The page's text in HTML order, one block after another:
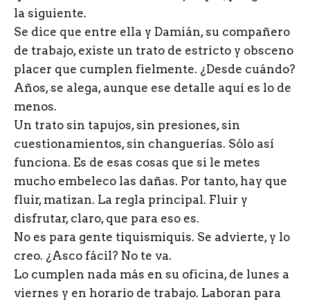
la siguiente.
Se dice que entre ella y Damián, su compañero
de trabajo, existe un trato de estricto y obsceno
placer que cumplen fielmente. ¿Desde cuándo?
Años, se alega, aunque ese detalle aquí es lo de
menos.
Un trato sin tapujos, sin presiones, sin
cuestionamientos, sin changuerías. Sólo así
funciona. Es de esas cosas que si le metes
mucho embeleco las dañas. Por tanto, hay que
fluir, matizan. La regla principal. Fluir y
disfrutar, claro, que para eso es.
No es para gente tiquismiquis. Se advierte, y lo
creo. ¿Asco fácil? No te va.
Lo cumplen nada más en su oficina, de lunes a
viernes y en horario de trabajo. Laboran para